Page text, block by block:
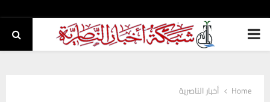
PRIMARY
Home
أخبار الناصرية